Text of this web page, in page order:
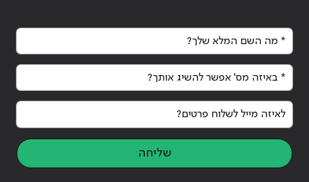
* מה השם המלא שלך?
* באיזה מס' אפשר להשיג אותך?
לאיזה מייל לשלוח פרטים?
שליחה